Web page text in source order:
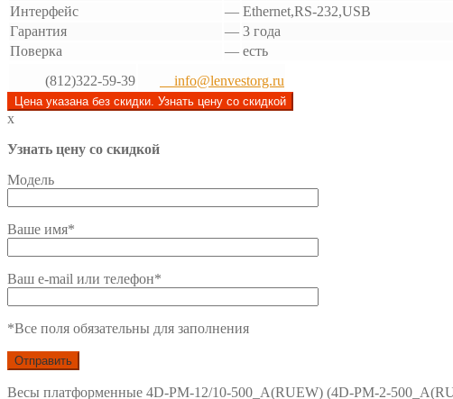
Интерфейс
— Ethernet,RS-232,USB
Гарантия
— 3 года
Поверка
— есть
(812)322-59-39
info@lenvestorg.ru
Цена указана без скидки. Узнать цену со скидкой
x
Узнать цену со скидкой
Модель
Ваше имя*
Ваш e-mail или телефон*
*Все поля обязательны для заполнения
Весы платформенные 4D-PM-12/10-500_A(RUEW) (4D-PM-2-